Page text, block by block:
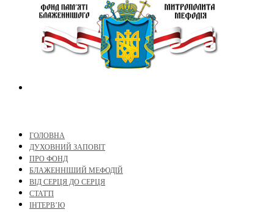
ГОЛОВНА
ДУХОВНИЙ ЗАПОВІТ
ПРО ФОНД
БЛАЖЕННІШИЙ МЕФОДІЙ
ВІД СЕРЦЯ ДО СЕРЦЯ
СТАТТІ
ІНТЕРВ’Ю